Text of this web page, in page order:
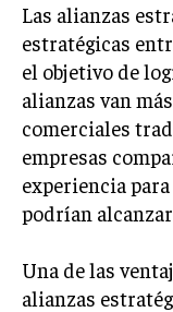
VENTAS Y
GESTIÓN
GESTIÓN
GESTIÓN
Las alianzas
estratégicas
el objetivo de
alianzas van
comerciales
empresas
experiencia
podrían
Una de las
alianzas